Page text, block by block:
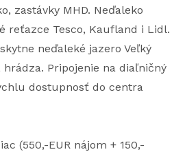
zastávky MHD. Neďaleko
reťazce Tesco, Kaufland i Lidl.
neďaleké jazero Veľký
Pripojenie na diaľničný
dostupnosť do centra
(550,-EUR nájom + 150,-